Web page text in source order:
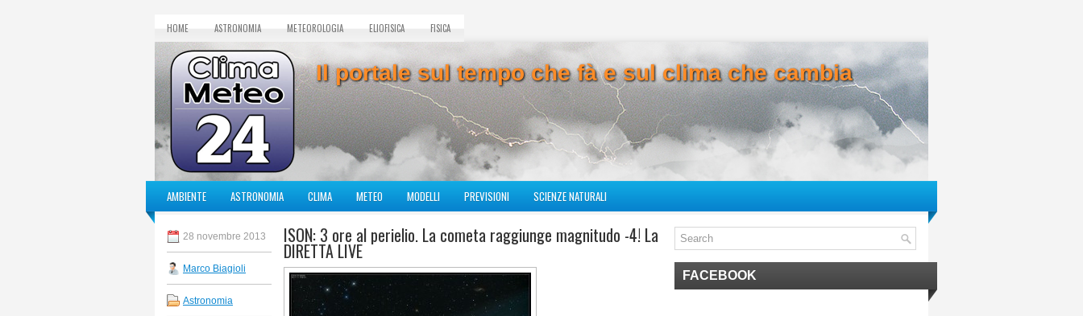
HOME ASTRONOMIA METEOROLOGIA ELIOFISICA FISICA
Il portale sul tempo che fà e sul clima che cambia
AMBIENTE ASTRONOMIA CLIMA METEO MODELLI PREVISIONI SCIENZE NATURALI
28 novembre 2013
Marco Biagioli
Astronomia
ISON: 3 ore al perielio. La cometa raggiunge magnitudo -4! La
DIRETTA LIVE
FACEBOOK